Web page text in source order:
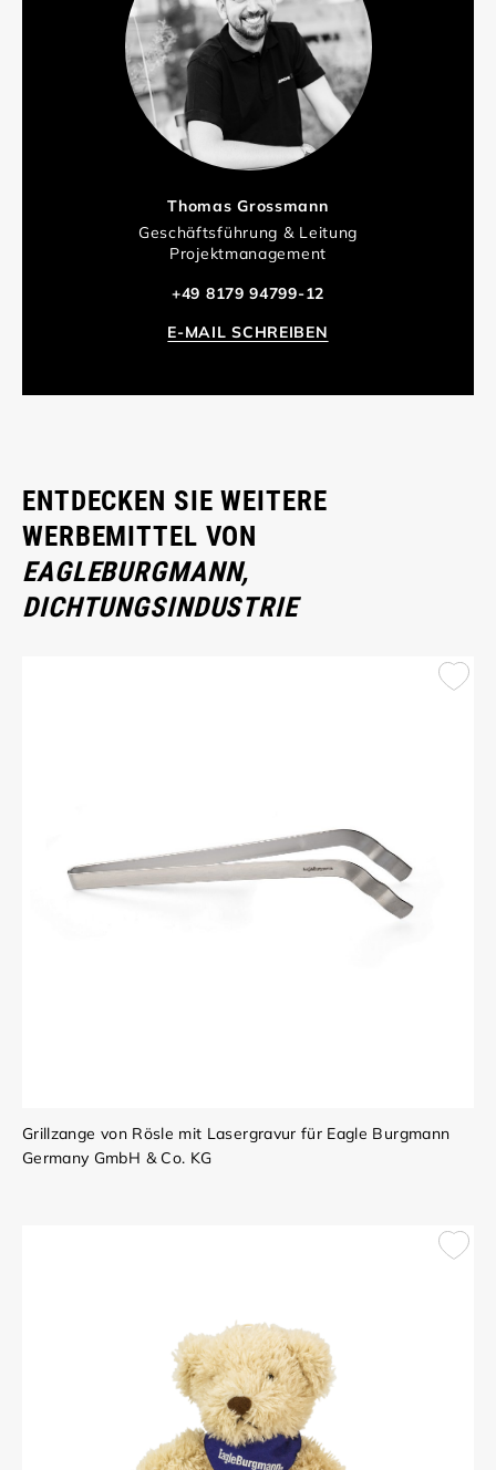
Thomas Grossmann
Geschäftsführung & Leitung
Projektmanagement
+49 8179 94799-12
E-MAIL SCHREIBEN
ENTDECKEN SIE WEITERE
WERBEMITTEL VON
EAGLEBURGMANN,
DICHTUNGSINDUSTRIE
Grillzange von Rösle mit Lasergravur für Eagle Burgmann
Germany GmbH & Co. KG